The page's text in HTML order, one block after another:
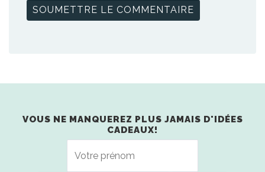
VOUS NE MANQUEREZ PLUS JAMAIS D'IDÉES
CADEAUX!